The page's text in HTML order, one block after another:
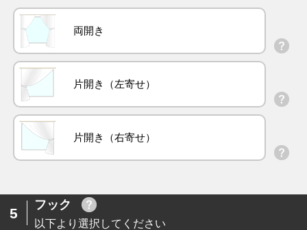
両開き
片開き（左寄せ）
片開き（右寄せ）
5
フック
以下より選択してください